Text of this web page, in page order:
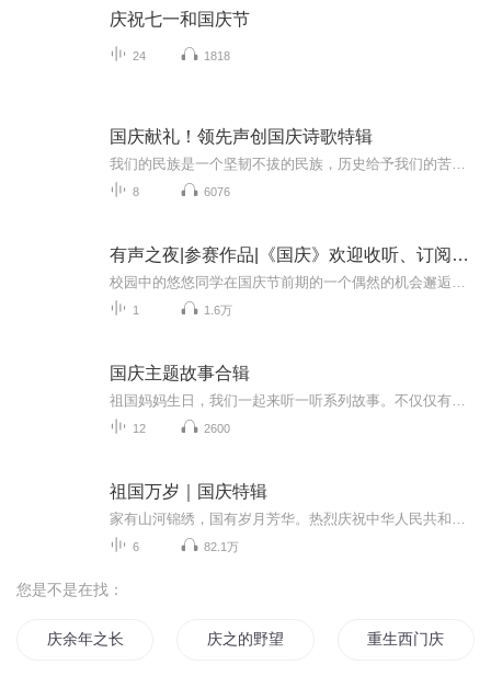
庆祝七一和国庆节
24 1818
国庆献礼！领先声创国庆诗歌特辑
8 6076
有声之夜|参赛作品|《国庆》欢迎收听、订阅、互动
1 1.6万
国庆主题故事合辑
12 2600
祖国万岁｜国庆特辑
6 82.1万
您是不是在找：
庆余年之长歌行 庆之的野望 重生西门庆